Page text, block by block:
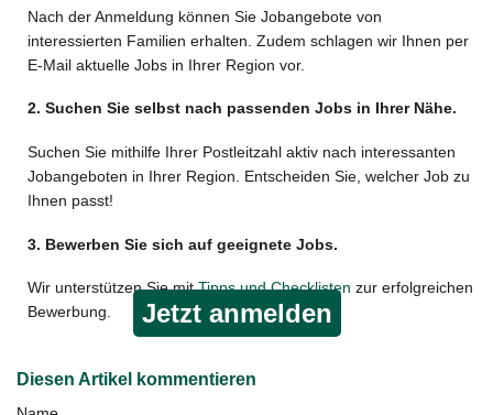
Nach der Anmeldung können Sie Jobangebote von
interessierten Familien erhalten. Zudem schlagen wir Ihnen per
E-Mail aktuelle Jobs in Ihrer Region vor.
2. Suchen Sie selbst nach passenden Jobs in Ihrer Nähe.
Suchen Sie mithilfe Ihrer Postleitzahl aktiv nach interessanten
Jobangeboten in Ihrer Region. Entscheiden Sie, welcher Job zu
Ihnen passt!
3. Bewerben Sie sich auf geeignete Jobs.
Wir unterstützen Sie mitTipps und Checklisten zur erfolgreichen
Bewerbung.
Jetzt anmelden
Diesen Artikel kommentieren